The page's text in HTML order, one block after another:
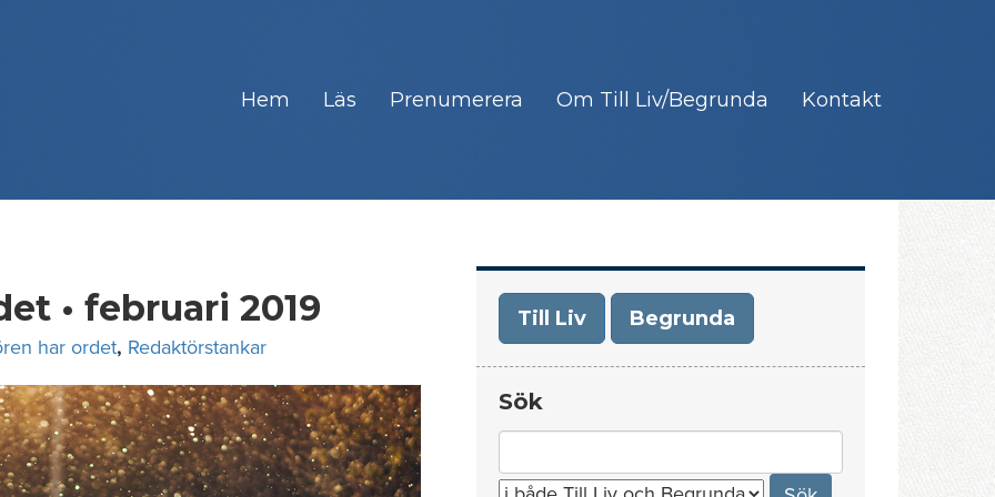
Hem Läs Prenumerera Om Till Liv/Begrunda Kontakt
• februari 2019
har ordet, Redaktörstankar
Till Liv Begrunda
Sök
for: